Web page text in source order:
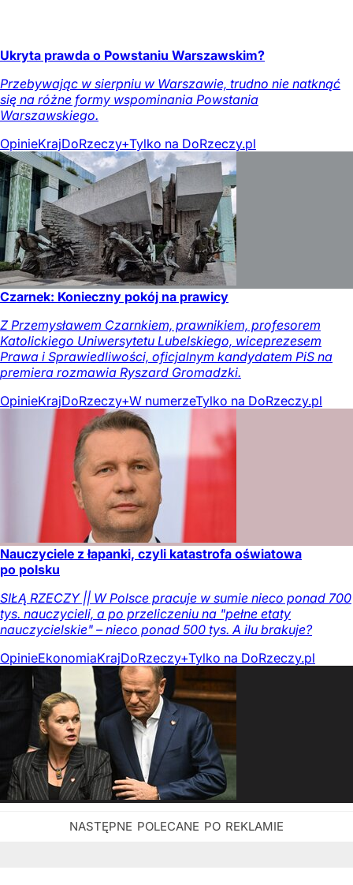
Ukryta prawda o Powstaniu Warszawskim?
Przebywając w sierpniu w Warszawie, trudno nie natknąć
się na różne formy wspominania Powstania
Warszawskiego.
OpinieKrajDoRzeczy+Tylko na DoRzeczy.pl
Czarnek: Konieczny pokój na prawicy
Z Przemysławem Czarnkiem, prawnikiem, profesorem
Katolickiego Uniwersytetu Lubelskiego, wiceprezesem
Prawa i Sprawiedliwości, oficjalnym kandydatem PiS na
premiera rozmawia Ryszard Gromadzki.
OpinieKrajDoRzeczy+W numerzeTylko na DoRzeczy.pl
Nauczyciele z łapanki, czyli katastrofa oświatowa
po polsku
SIŁĄ RZECZY || W Polsce pracuje w sumie nieco ponad 700
tys. nauczycieli, a po przeliczeniu na "pełne etaty
nauczycielskie" – nieco ponad 500 tys. A ilu brakuje?
OpinieEkonomiaKrajDoRzeczy+Tylko na DoRzeczy.pl